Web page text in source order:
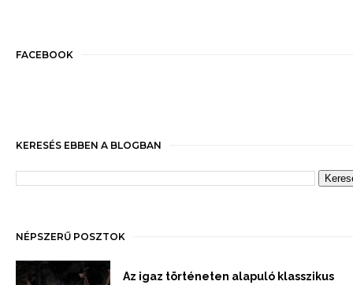
FACEBOOK
KERESÉS EBBEN A BLOGBAN
NÉPSZERŰ POSZTOK
Az igaz történeten alapuló klasszikus